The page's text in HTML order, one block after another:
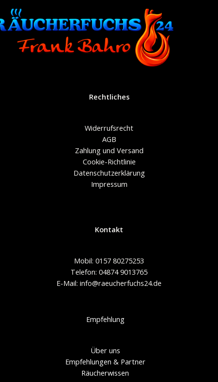
Rechtliches
Widerrufsrecht
AGB
Zahlung und Versand
Cookie-Richtlinie
Datenschutzerklärung
Impressum
Kontakt
Mobil: 0157 80275253
Telefon: 04874 9013765
E-Mail: info@raeucherfuchs24.de
Empfehlung
Über uns
Empfehlungen & Partner
Räucherwissen